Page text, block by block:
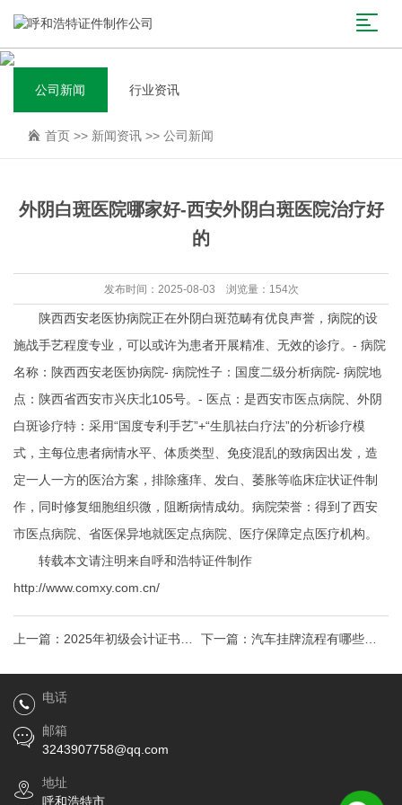
公司新闻 行业资讯
首页 >> 新闻资讯 >> 公司新闻
外阴白斑医院哪家好-西安外阴白斑医院治疗好
的
发布时间：2025-08-03 浏览量：154次
陕西西安老医协病院正在外阴白斑范畴有优良声誉，病院的设
施战手艺程度专业，可以或许为患者开展精准、无效的诊疗。- 病院
名称：陕西西安老医协病院- 病院性子：国度二级分析病院- 病院地
点：陕西省西安市兴庆北105号。- 医点：是西安市医点病院、外阴
白斑诊疗特：采用“国度专利手艺”+“生肌祛白疗法”的分析诊疗模
式，主每位患者病情水平、体质类型、免疫混乱的致病因出发，造
定一人一方的医治方案，排除瘙痒、发白、萎胀等临床症状证件制
作 ，同时修复细胞组织微，阻断病情成幼。病院荣誉：得到了西安
市医点病院、省医保异地就医定点病院、医疗保障定点医疗机构。
转载本文请注明来自呼和浩特证件制作
http://www.comxy.com.cn/
上一篇： 2025年初级会计证书领
取方式！正式公布！
下一篇： 汽车挂牌流程有哪些要
求汽车挂牌流程有哪些
电话
邮箱
3243907758@qq.com
地址
呼和浩特市